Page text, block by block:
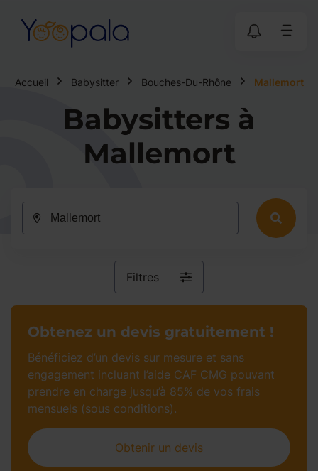
Accueil Babysitter Bouches-Du-Rhône Mallemort
Babysitters à
Mallemort
Filtres
Obtenez un devis gratuitement !
Bénéficiez d’un devis sur mesure et sans
engagement incluant l’aide CAF CMG pouvant
prendre en charge jusqu’à 85% de vos frais
mensuels (sous conditions).
Obtenir un devis